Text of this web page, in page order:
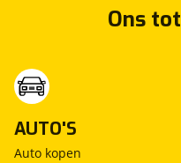
Ons
AUTO'S
Auto kopen